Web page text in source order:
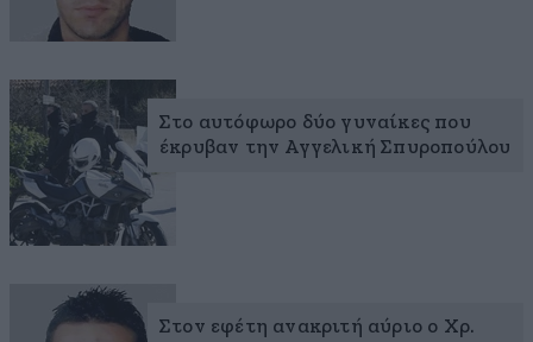
Στο αυτόφωρο δύο γυναίκες που
έκρυβαν την Αγγελική Σπυροπούλου
Στον εφέτη ανακριτή αύριο ο Χρ.